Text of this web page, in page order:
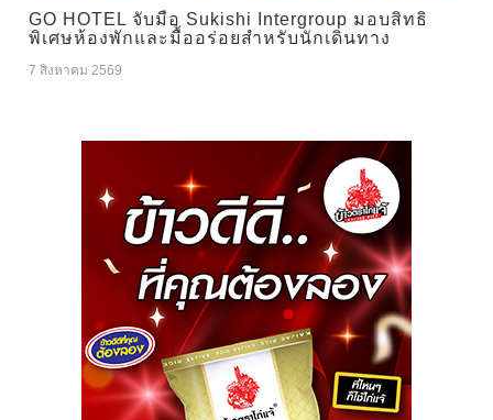
GO HOTEL จับมือ Sukishi Intergroup มอบสิทธิ
พิเศษห้องพักและมื้ออร่อยสำหรับนักเดินทาง
7 สิงหาคม 2569